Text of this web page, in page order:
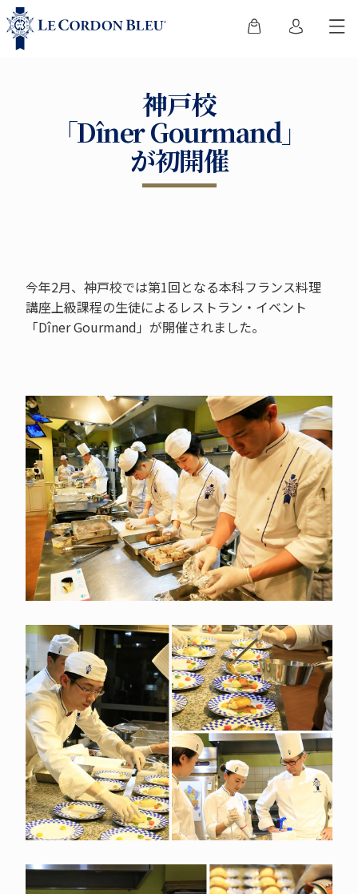
神戸校
「Dîner Gourmand」
が初開催
今年2月、神戸校では第1回となる本科フランス料理
講座上級課程の生徒によるレストラン・イベント
「Dîner Gourmand」が開催されました。